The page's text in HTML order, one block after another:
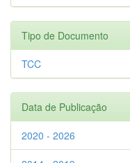
Tipo de Documento
TCC
Data de Publicação
2020 - 2026